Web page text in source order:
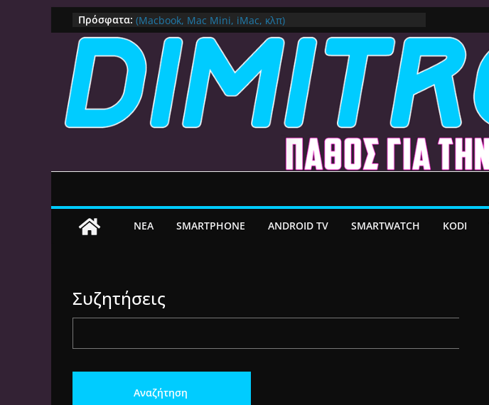
Μετάβαση
σε
περιεχόμενο
Πρόσφατα:
(Macbook, Mac Mini, iMac, κλπ)
IPVanish Προσφορά: 83% Έκπτωση στο Premium VPN –
Δες γιατί αξίζει
Alive GR Kodi: Γιατί Δεν Λειτουργεί Πλέον το Ελληνικό Add-
on
Ο Καλύτερος Διαχειριστής Αρχείων για Android TV | CX
File Explorer, Καθαρισμός και Ασύρματη Μεταφορά
Ο Καλύτερος Launcher για Android TV / Google TV:
Γρήγορος, Χωρίς Διαφημίσεις και Πλήρη Προσαρμογή!
ΝEA SMARTPHONE ANDROID TV SMARTWATCH KODI
Συζητήσεις